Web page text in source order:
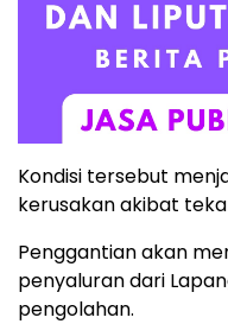
Kondisi tersebut
kerusakan akibat
Penggantian akan
penyaluran dari
pengolahan.